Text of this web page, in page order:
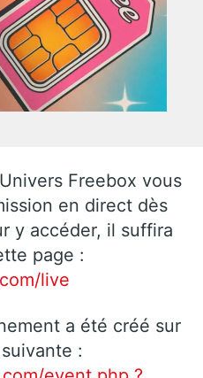
Freebox vous
en direct dès
y accéder, il suffira
page :
live
a été créé sur
: